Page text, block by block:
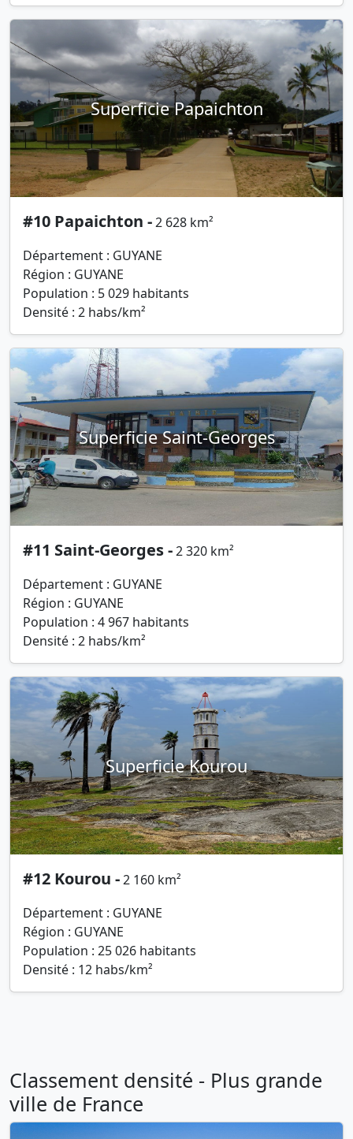
Superficie Papaichton
#10 Papaichton -2 628 km²
Département : GUYANE
Région : GUYANE
Population : 5 029 habitants
Densité : 2 habs/km²
Superficie Saint-Georges
#11 Saint-Georges -2 320 km²
Département : GUYANE
Région : GUYANE
Population : 4 967 habitants
Densité : 2 habs/km²
Superficie Kourou
#12 Kourou -2 160 km²
Département : GUYANE
Région : GUYANE
Population : 25 026 habitants
Densité : 12 habs/km²
Classement densité - Plus grande
ville de France